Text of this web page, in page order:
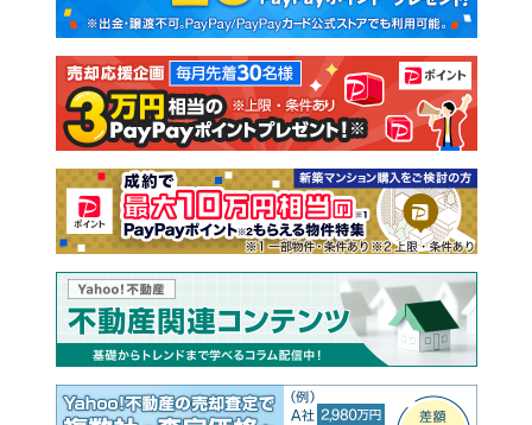
新築一戸建て 中古一戸建て
注文住宅 土地
売却査定